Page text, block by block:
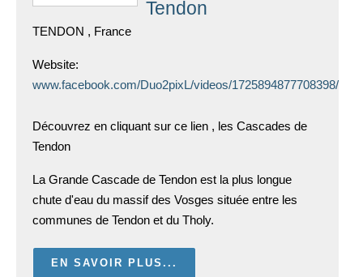
Tendon
TENDON , France
Website:
www.facebook.com/Duo2pixL/videos/1725894877708398/
Découvrez en cliquant sur ce lien , les Cascades de
Tendon
La Grande Cascade de Tendon est la plus longue
chute d'eau du massif des Vosges située entre les
communes de Tendon et du Tholy.
EN SAVOIR PLUS...